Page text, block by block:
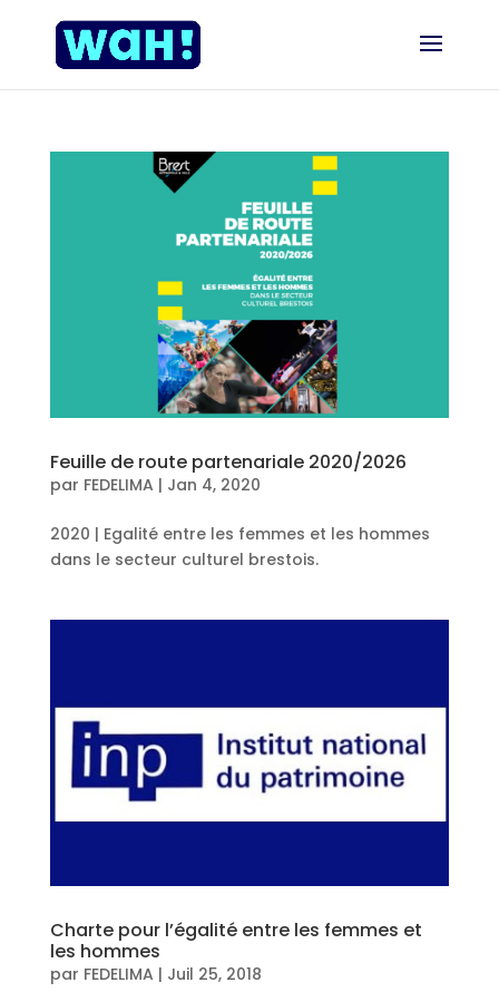
Feuille de route partenariale 2020/2026
par FEDELIMA | Jan 4, 2020
2020 | Egalité entre les femmes et les hommes
dans le secteur culturel brestois.
Charte pour l’égalité entre les femmes et
les hommes
par FEDELIMA | Juil 25, 2018